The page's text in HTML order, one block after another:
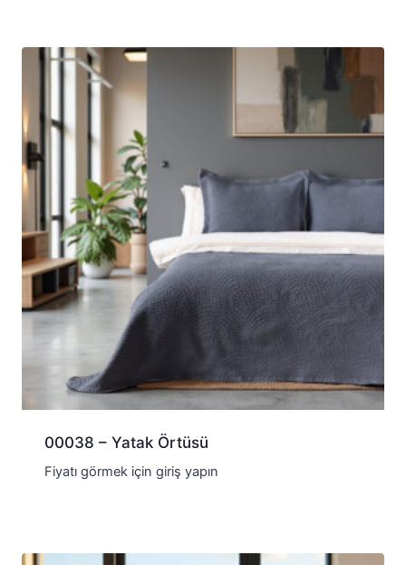
00038 – Yatak Örtüsü
Fiyatı görmek için giriş yapın